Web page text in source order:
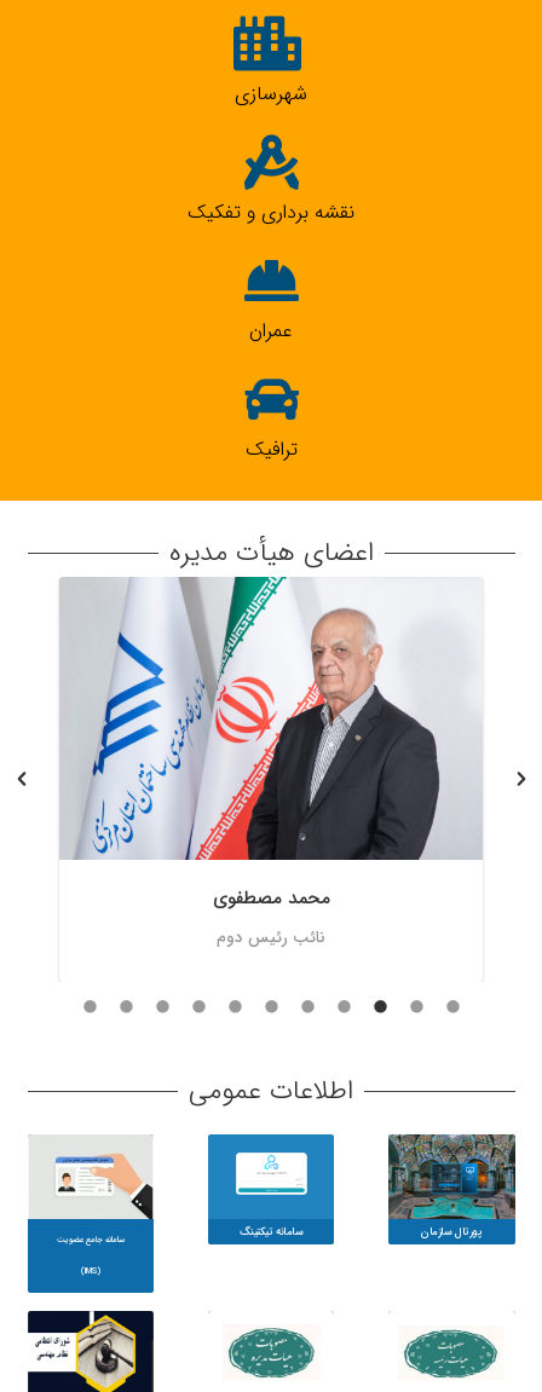
شهرسازی
نقشه برداری و تفکیک
عمران
ترافیک
اعضای هیأت مدیره
حسن فرهمندپور
خزانه دار سازمان
اطلاعات عمومی
پورتال سازمان سامانه تیکتینگ سامانه جامع عضویت
(IMS)